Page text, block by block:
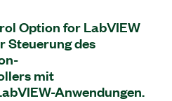
Option for LabVIEW
Steuerung des
mit
Anwendungen.